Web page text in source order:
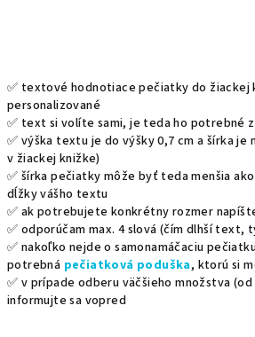
✅ textové hodnotiace pečiatky do žiackej
personalizované
✅ text si volíte sami, je teda ho potrebné
✅ výška textu je do výšky 0,7 cm a šírka je
v žiackej knižke)
✅ šírka pečiatky môže byť teda menšia
dĺžky vášho textu
✅ ak potrebujete konkrétny rozmer
✅ odporúčam max. 4 slová (čím dlhší text,
✅ nakoľko nejde o samonamáčaciu
potrebná pečiatková poduška, ktorú si
✅ v prípade odberu väčšieho množstva
informujte sa vopred